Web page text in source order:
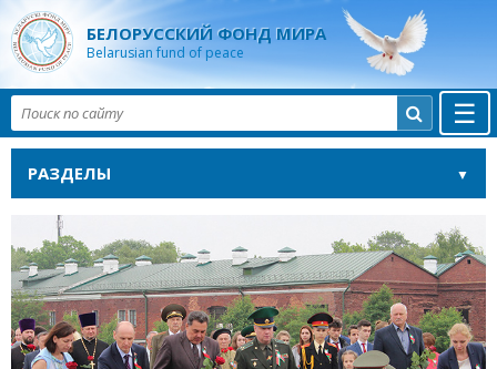
БЕЛОРУССКИЙ ФОНД МИРА
Belarusian fund of peace
☰

РАЗДЕЛЫ